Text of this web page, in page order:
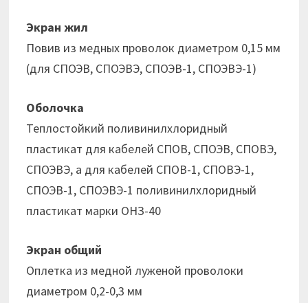
Экран жил
Повив из медных проволок диаметром 0,15 мм
(для СПОЭВ, СПОЭВЭ, СПОЭВ-1, СПОЭВЭ-1)
Оболочка
Теплостойкий поливинилхлоридный
пластикат для кабелей СПОВ, СПОЭВ, СПОВЭ,
СПОЭВЭ, а для кабелей СПОВ-1, СПОВЭ-1,
СПОЭВ-1, СПОЭВЭ-1 поливинилхлоридный
пластикат марки ОНЗ-40
Экран общий
Оплетка из медной луженой проволоки
диаметром 0,2-0,3 мм